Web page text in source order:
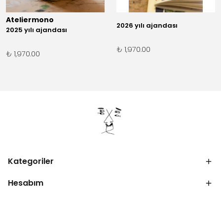
Ateliermono
2025 yılı ajandası
₺ 1,970.00
2026 yılı ajandası
₺ 1,970.00
Kategoriler
Hesabım